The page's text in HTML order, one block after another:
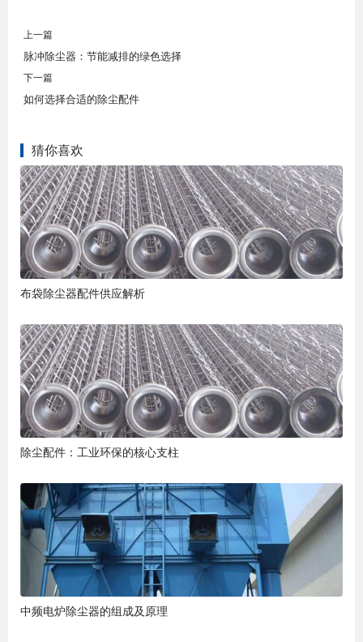
上一篇
脉冲除尘器：节能减排的绿色选择
下一篇
如何选择合适的除尘配件
猜你喜欢
布袋除尘器配件供应解析
除尘配件：工业环保的核心支柱
中频电炉除尘器的组成及原理